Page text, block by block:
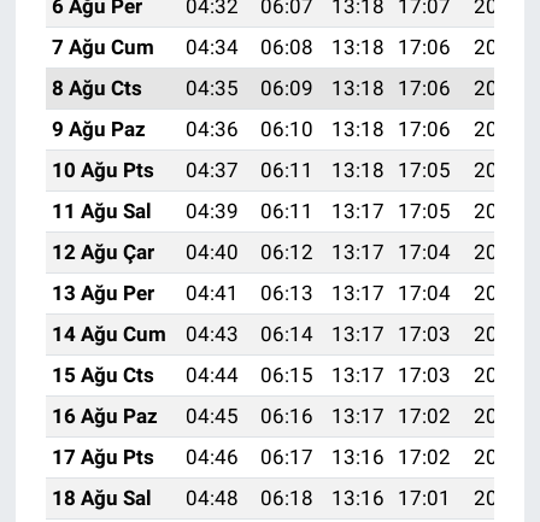
6 Ağu Per
04:32 06:07 13:18 17:07
20:19
7 Ağu Cum
04:34 06:08 13:18 17:06
20:18
8 Ağu Cts
04:35 06:09 13:18 17:06
20:17
9 Ağu Paz
04:36 06:10 13:18 17:06
20:16
10 Ağu Pts
04:37 06:11 13:18 17:05
20:15
11 Ağu Sal
04:39 06:11 13:17 17:05
20:14
12 Ağu Çar
04:40 06:12 13:17 17:04
20:12
13 Ağu Per
04:41 06:13 13:17 17:04
20:11
14 Ağu Cum
04:43 06:14 13:17 17:03
20:10
15 Ağu Cts
04:44 06:15 13:17 17:03
20:09
16 Ağu Paz
04:45 06:16 13:17 17:02
20:07
17 Ağu Pts
04:46 06:17 13:16 17:02
20:06
18 Ağu Sal
04:48 06:18 13:16 17:01
20:05